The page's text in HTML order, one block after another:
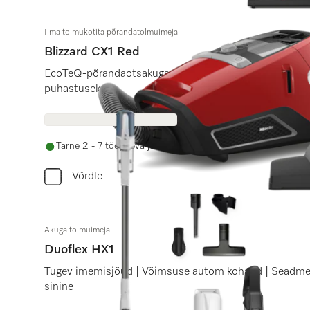
Ilma tolmukotita põrandatolmuimeja
Blizzard CX1 Red
EcoTeQ-põrandaotsakuga energiat säästvaks
puhastuseks.
Tarne 2 - 7 tööpäeva jooksul
Võrdle
Akuga tolmuimeja
Duoflex HX1
Tugev imemisjõud | Võimsuse autom kohand |
sinine